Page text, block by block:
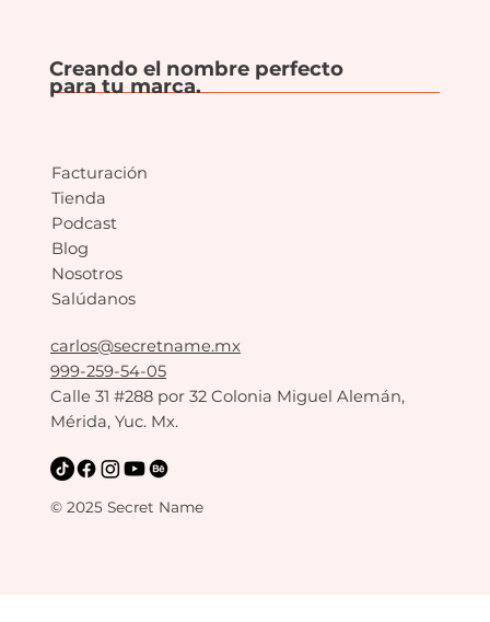
Creando el nombre perfecto
para tu marca.
carlos@secretname.mx
999-259-54-05
Calle 31 #288 por 32 Colonia Miguel Alemán,
Mérida, Yuc. Mx.
Facturación
Tienda
Podcast
Blog
Nosotros
Salúdanos
© 2025 Secret Name